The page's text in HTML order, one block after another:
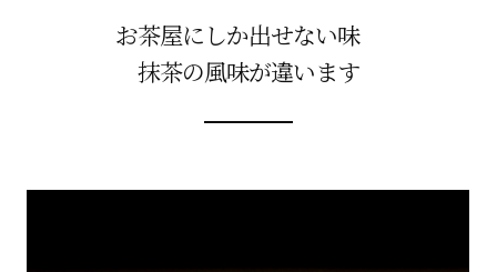
お茶屋にしか出せない味
抹茶の風味が違います